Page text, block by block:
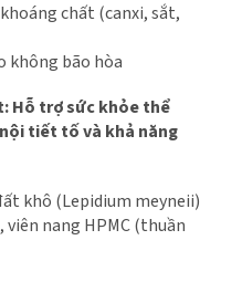
chất (canxi, sắt,
không bão hòa
Hỗ trợ sức khỏe thể
tiết tố và khả năng
khô (Lepidium meyneii)
nang HPMC (thuần